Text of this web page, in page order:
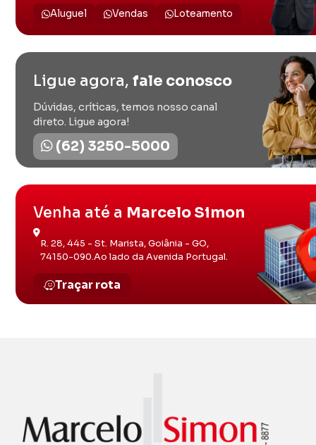
Aluguel Vendas Loteamento
Ligue agora, fale conosco
Dúvidas, críticas, temos nosso canal
direto. Ligue agora!
(62) 3250-5000
Venha até a Marcelo Simon
R. 28, 445 - St. Marista, Goiânia - GO,
74150-090.Ao lado da Avenida Portugal.
Traçar rota